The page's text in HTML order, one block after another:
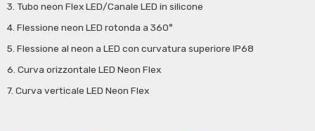
3. Tubo neon Flex LED/Canale LED in silicone
4. Flessione neon LED rotonda a 360°
5. Flessione al neon a LED con curvatura superiore IP68
6. Curva orizzontale LED Neon Flex
7. Curva verticale LED Neon Flex